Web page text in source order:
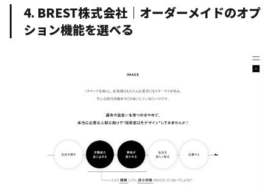
4. BREST株式会社｜オーダーメイドのオプ
ション機能を選べる